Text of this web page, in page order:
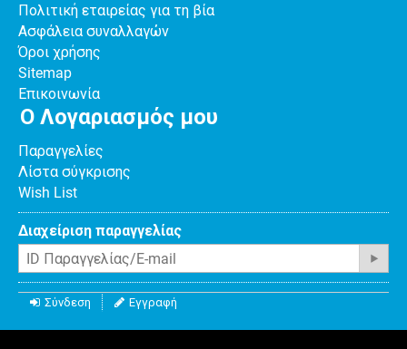
Πολιτική εταιρείας για τη βία
Ασφάλεια συναλλαγών
Όροι χρήσης
Sitemap
Επικοινωνία
Ο Λογαριασμός μου
Παραγγελίες
Λίστα σύγκρισης
Wish List
Διαχείριση παραγγελίας
Σύνδεση Εγγραφή